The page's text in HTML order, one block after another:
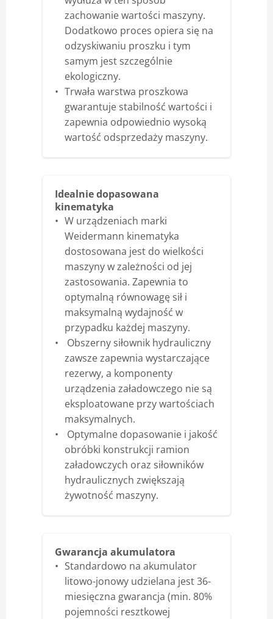
zachowanie wartości maszyny.
Dodatkowo proces opiera się na
odzyskiwaniu proszku i tym
samym jest szczególnie
ekologiczny.
Trwała warstwa proszkowa
gwarantuje stabilność wartości i
zapewnia odpowiednio wysoką
wartość odsprzedaży maszyny.
Idealnie dopasowana
kinematyka
W urządzeniach marki
Weidermann kinematyka
dostosowana jest do wielkości
maszyny w zależności od jej
zastosowania. Zapewnia to
optymalną równowagę sił i
maksymalną wydajność w
przypadku każdej maszyny.
Obszerny siłownik hydrauliczny
zawsze zapewnia wystarczające
rezerwy, a komponenty
urządzenia załadowczego nie są
eksploatowane przy wartościach
maksymalnych.
Optymalne dopasowanie i jakość
obróbki konstrukcji ramion
załadowczych oraz siłowników
hydraulicznych zwiększają
żywotność maszyny.
Gwarancja akumulatora
Standardowo na akumulator
litowo-jonowy udzielana jest 36-
miesięczna gwarancja (min. 80%
pojemności resztkowej